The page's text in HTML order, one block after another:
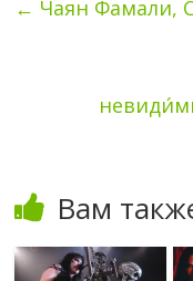
← Чаян Фамали,
Вам